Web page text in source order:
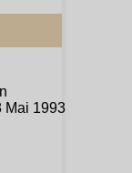
Mai 1993